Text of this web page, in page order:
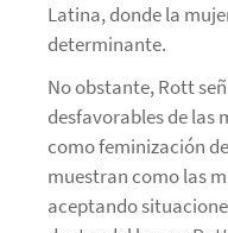
Latina, donde la
determinante.
No obstante, Rott
desfavorables de las
como feminización
muestran como las
aceptando